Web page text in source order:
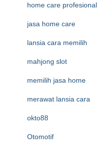
home care profesional
jasa home care
lansia cara memilih
mahjong slot
memilih jasa home
merawat lansia cara
okto88
Otomotif